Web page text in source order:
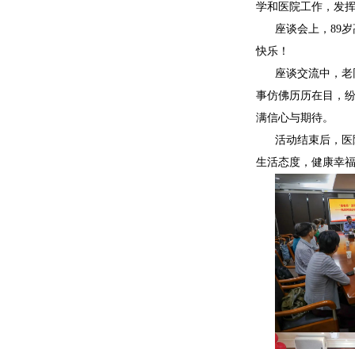
学和医院工作，发
座谈会上，89
快乐！
座谈交流中，
事仿佛历历在目，
满信心与期待。
活动结束后，
生活态度，健康幸